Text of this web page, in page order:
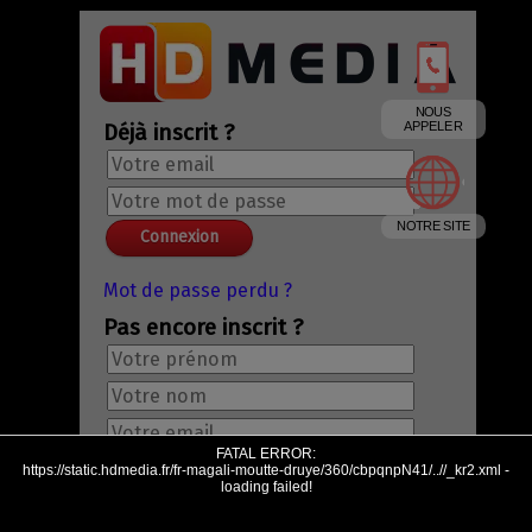
Déjà inscrit ?
Mot de passe perdu ?
Pas encore inscrit ?
NOTRE SITE
NOUS
APPELER
FATAL ERROR:
https://static.hdmedia.fr/fr-magali-moutte-druye/360/cbpqnpN41/..//_kr2.xml -
loading failed!